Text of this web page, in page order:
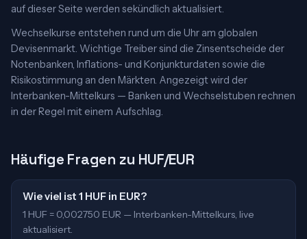
auf dieser Seite werden sekündlich aktualisiert.
Wechselkurse entstehen rund um die Uhr am globalen
Devisenmarkt. Wichtige Treiber sind die Zinsentscheide der
Notenbanken, Inflations- und Konjunkturdaten sowie die
Risikostimmung an den Märkten. Angezeigt wird der
Interbanken-Mittelkurs — Banken und Wechselstuben rechnen
in der Regel mit einem Aufschlag.
Häufige Fragen zu HUF/EUR
Wie viel ist 1 HUF in EUR?
1 HUF = 0,002750 EUR — Interbanken-Mittelkurs, live
aktualisiert.